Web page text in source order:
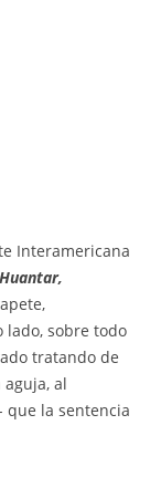
Interamericana
lado, sobre todo
tratando de
al
que la sentencia